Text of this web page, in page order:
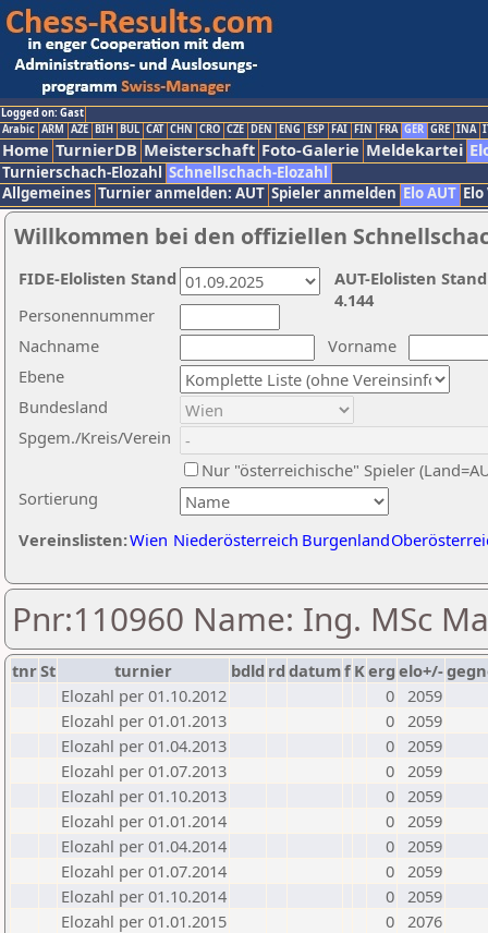
Logged on: Gast
Arabic ARM AZE BIH BUL CAT CHN CRO CZE DEN ENG ESP FAI FIN FRA GER GRE INA
Home TurnierDB Meisterschaft Foto-Galerie Meldekartei
Turnierschach-Elozahl Schnellschach-Elozahl
Allgemeines Turnier anmelden: AUT Spieler anmelden Elo AUT
Willkommen bei den offiziellen
Nachname
Vorname
Ebene
Sortierung
Personennummer
Bundesland
Spgem./Kreis/Verein
Nur "österreichische" Spieler
Vereinslisten:Wien Niederösterreich Burgenland
AUT-Elolisten
4.144
FIDE-Elolisten Stand
Pnr:110960 Name: Ing. MSc
tnrSt turnier bdld rd datumf Kerg elo+/-
Elozahl per 01.10.2012
0 2059
Elozahl per 01.01.2013
0 2059
Elozahl per 01.04.2013
0 2059
Elozahl per 01.07.2013
0 2059
Elozahl per 01.10.2013
0 2059
Elozahl per 01.01.2014
0 2059
Elozahl per 01.04.2014
0 2059
Elozahl per 01.07.2014
0 2059
Elozahl per 01.10.2014
0 2059
Elozahl per 01.01.2015
0 2076